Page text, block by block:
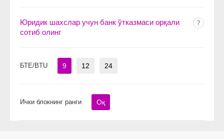
Юридик шахслар учун банк ўтказмаси орқали
сотиб олинг
БТЕ/BTU 9 12 24
Ички блокнинг ранги Оқ